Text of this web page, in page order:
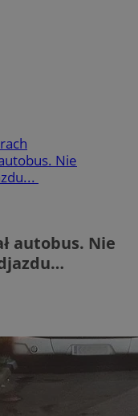
Nie
autobus. Nie